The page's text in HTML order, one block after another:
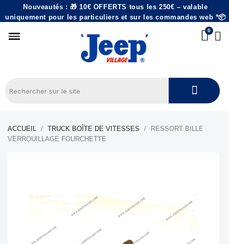
Nouveautés : 🎁 10€ OFFERTS tous les 250€ – valable
uniquement pour les particuliers et sur les commandes web *📦
ACCUEIL TRUCK BOÎTE DE VITESSES
RESSORT BILLE
VERROUILLAGE FOURCHETTE